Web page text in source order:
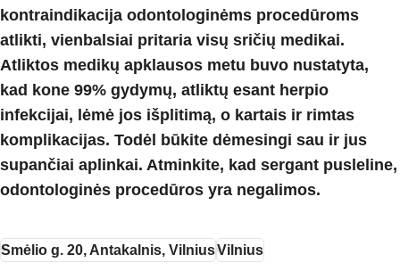
kontraindikacija odontologinėms procedūroms
atlikti, vienbalsiai pritaria visų sričių medikai.
Atliktos medikų apklausos metu buvo nustatyta,
kad kone 99% gydymų, atliktų esant herpio
infekcijai, lėmė jos išplitimą, o kartais ir rimtas
komplikacijas. Todėl būkite dėmesingi sau ir jus
supančiai aplinkai. Atminkite, kad sergant pusleline,
odontologinės procedūros yra negalimos.
Smėlio g. 20, Antakalnis, VilniusVilnius